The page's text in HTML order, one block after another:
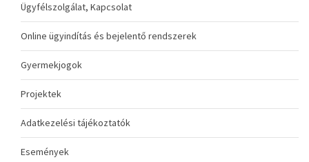
Ügyfélszolgálat, Kapcsolat
Online ügyindítás és bejelentő rendszerek
Gyermekjogok
Projektek
Adatkezelési tájékoztatók
Események